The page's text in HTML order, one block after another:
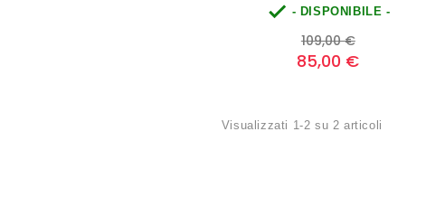
 - DISPONIBILE -
Prezzo
base
109,00 €Prezzo
85,00 €
Visualizzati 1-2 su 2 articoli